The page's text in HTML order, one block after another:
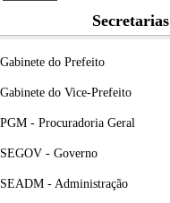
Secretarias
Gabinete do Prefeito
Gabinete do Vice-Prefeito
PGM - Procuradoria Geral
SEGOV - Governo
SEADM - Administração